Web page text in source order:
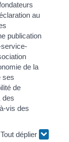
au
publication
de la
ses
de
des
vis des
Tout déplier